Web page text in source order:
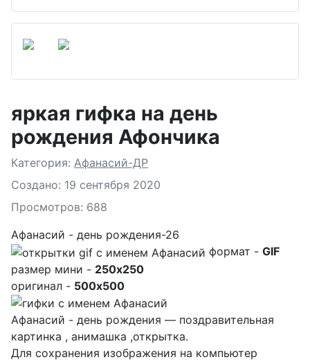
яркая гифка на день
рождения Афончика
Подробности
Категория: Афанасий-ДР
Создано: 19 сентября 2020
Просмотров: 688
Афанасий - день рождения-26
формат - GIF
размер мини - 250x250
оригинал - 500x500
Афанасий - день рождения — поздравительная
картинка , анимашка ,открытка.
Для сохранения изображения на компьютер